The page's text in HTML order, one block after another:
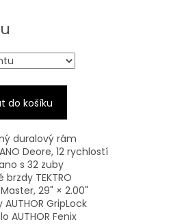
do košíku
duralový rám
Deore, 12 rychlostí
s 32 zuby
TEKTRO
29" × 2.00"
GripLock
AUTHOR Fenix